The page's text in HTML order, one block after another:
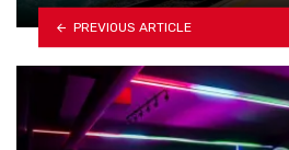
PREVIOUS ARTICLE